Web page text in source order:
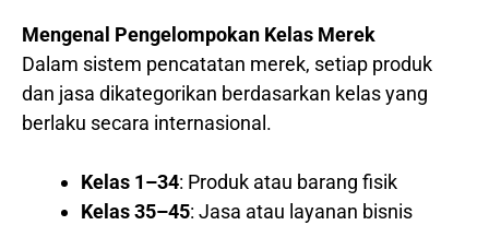
Mengenal Pengelompokan Kelas Merek
Dalam sistem pencatatan merek, setiap produk
dan jasa dikategorikan berdasarkan kelas yang
berlaku secara internasional.
Kelas 1–34: Produk atau barang fisik
Kelas 35–45: Jasa atau layanan bisnis